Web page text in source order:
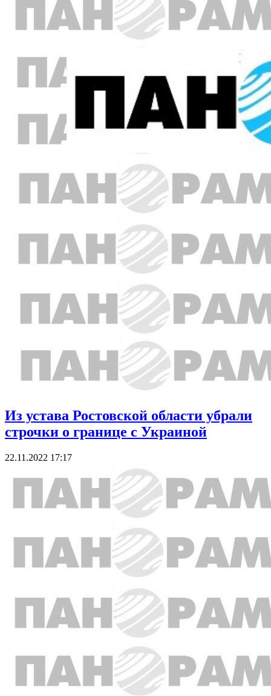
Из устава Ростовской области убрали
строчки о границе с Украиной
22.11.2022 17:17